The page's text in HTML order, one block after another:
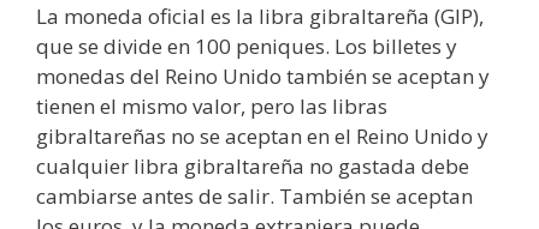
La moneda oficial es la libra gibraltareña (GIP),
que se divide en 100 peniques. Los billetes y
monedas del Reino Unido también se aceptan y
tienen el mismo valor, pero las libras
gibraltareñas no se aceptan en el Reino Unido y
cualquier libra gibraltareña no gastada debe
cambiarse antes de salir. También se aceptan